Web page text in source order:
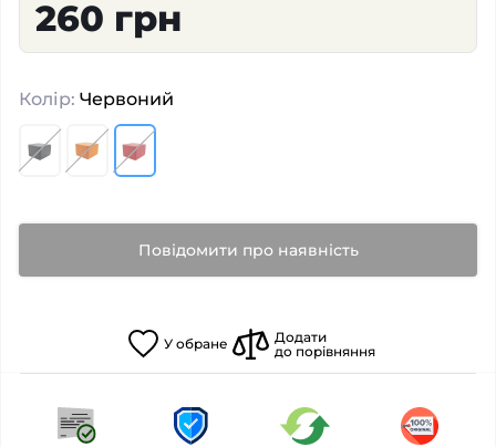
260 грн
Колір: Червоний
Повідомити про наявність
У обране
Додати
до порівняння